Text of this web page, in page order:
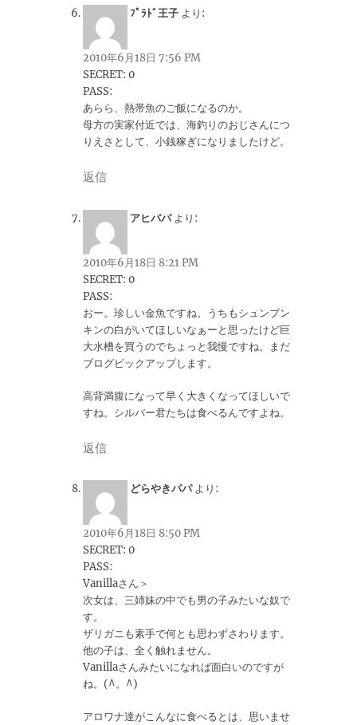
ﾌﾟﾗﾄﾞ王子 より:
2010年6月18日 7:56 PM
SECRET: 0
PASS:
あらら、熱帯魚のご飯になるのか。
母方の実家付近では、海釣りのおじさんにつ
りえさとして、小銭稼ぎになりましたけど。
返信
アヒパパ より:
2010年6月18日 8:21 PM
SECRET: 0
PASS:
おー。珍しい金魚ですね。うちもシュンブン
キンの白がいてほしいなぁーと思ったけど巨
大水槽を買うのでちょっと我慢ですね。まだ
ブログピックアップします。
高背満腹になって早く大きくなってほしいで
すね。シルバー君たちは食べるんですよね。
返信
どらやきパパ より:
2010年6月18日 8:50 PM
SECRET: 0
PASS:
Vanillaさん＞
次女は、三姉妹の中でも男の子みたいな奴で
す。
ザリガニも素手で何とも思わずさわります。
他の子は、全く触れません。
Vanillaさんみたいになれば面白いのですが
ね。(^。^)
アロワナ達がこんなに食べるとは、思いませ